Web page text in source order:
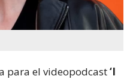
para el videopodcast‘I